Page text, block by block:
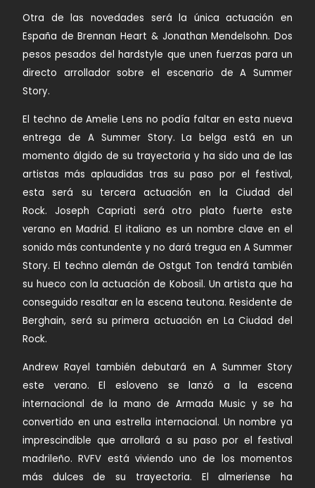
Otra de las novedades será la única actuación en
España deBrennan Heart & Jonathan Mendelsohn. Dos
pesos pesados del hardstyle que unen fuerzas para un
directo arrollador sobre el escenario de A Summer
Story.
El techno deAmelie Lens no podía faltar en esta nueva
entrega de A Summer Story. La belga está en un
momento álgido de su trayectoria y ha sido una de las
artistas más aplaudidas tras su paso por el festival,
esta será su tercera actuación en la Ciudad del
Rock. Joseph Capriati será otro plato fuerte este
verano en Madrid. El italiano es un nombre clave en el
sonido más contundente y no dará tregua en A Summer
Story. El techno alemán de Ostgut Ton tendrá también
su hueco con la actuación de Kobosil. Un artista que ha
conseguido resaltar en la escena teutona. Residente de
Berghain, será su primera actuación en La Ciudad del
Rock.
Andrew Rayel también debutará en A Summer Story
este verano. El esloveno se lanzó a la escena
internacional de la mano de Armada Music y se ha
convertido en una estrella internacional. Un nombre ya
imprescindible que arrollará a su paso por el festival
madrileño.RVFV está viviendo uno de los momentos
más dulces de su trayectoria. El almeriense ha